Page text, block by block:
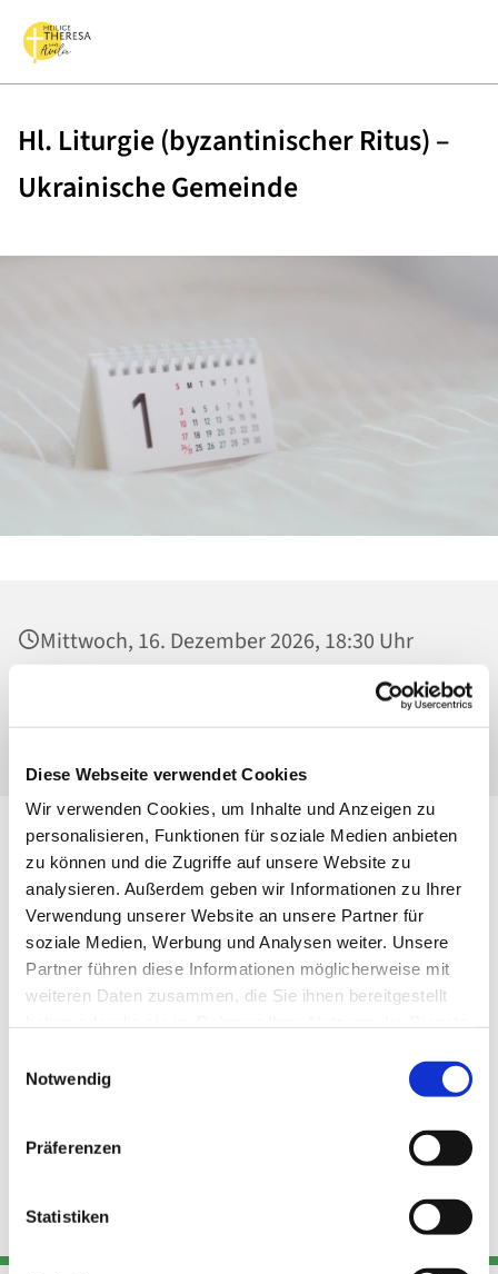
Diese Webseite verwendet Cookies
Wir verwenden Cookies, um Inhalte und Anzeigen zu
personalisieren, Funktionen für soziale Medien anbieten
zu können und die Zugriffe auf unsere Website zu
analysieren. Außerdem geben wir Informationen zu Ihrer
Verwendung unserer Website an unsere Partner für
soziale Medien, Werbung und Analysen weiter. Unsere
Partner führen diese Informationen möglicherweise mit
weiteren Daten zusammen, die Sie ihnen bereitgestellt
Notwendig
Präferenzen
Statistiken
Hl. Liturgie (byzantinischer Ritus) –
Ukrainische Gemeinde
Mittwoch, 16. Dezember 2026, 18:30 Uhr
Heilig Kreuz, Kirche, Malchower Weg 22-24,
13053 Berlin